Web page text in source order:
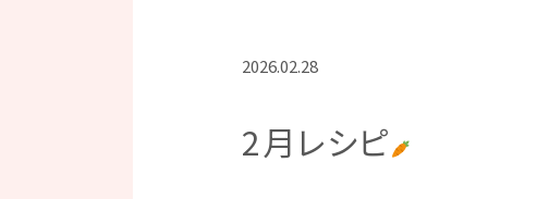
2026.02.28
2月レシピ